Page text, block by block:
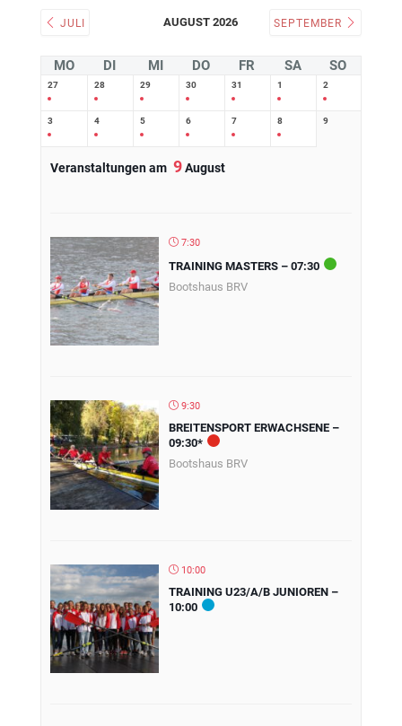
JULI AUGUST 2026 SEPTEMBER
MO DI MI DO FR SA SO
27 28 29 30 31 1 2
3 4 5 6 7 8 9
Veranstaltungen am 9August
7:30
TRAINING MASTERS – 07:30
Bootshaus BRV
9:30
BREITENSPORT ERWACHSENE –
09:30*
Bootshaus BRV
10:00
TRAINING U23/A/B JUNIOREN –
10:00